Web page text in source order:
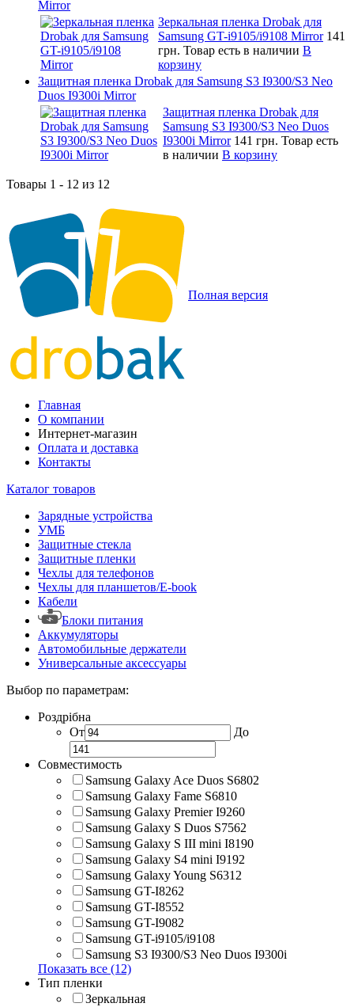
Mirror
Зеркальная пленка Drobak для
Samsung GT-i9105/i9108 Mirror 141
грн. Товар есть в наличии В
корзину
Защитная пленка Drobak для Samsung S3 I9300/S3 Neo
Duos I9300i Mirror
Защитная пленка Drobak для
Samsung S3 I9300/S3 Neo Duos
I9300i Mirror 141 грн. Товар есть
в наличии В корзину
Товары 1 - 12 из 12
Полная версия
Главная
О компании
Интернет-магазин
Оплата и доставка
Контакты
Каталог товаров
Зарядные устройства
УМБ
Защитные стекла
Защитные пленки
Чехлы для телефонов
Чехлы для планшетов/E-book
Кабели
Блоки питания
Аккумуляторы
Автомобильные держатели
Универсальные аксессуары
Выбор по параметрам:
Роздрібна
От
До
Совместимость
Samsung Galaxy Ace Duos S6802
Samsung Galaxy Fame S6810
Samsung Galaxy Premier I9260
Samsung Galaxy S Duos S7562
Samsung Galaxy S III mini I8190
Samsung Galaxy S4 mini I9192
Samsung Galaxy Young S6312
Samsung GT-I8262
Samsung GT-I8552
Samsung GT-I9082
Samsung GT-i9105/i9108
Samsung S3 I9300/S3 Neo Duos I9300i
Показать все (12)
Тип пленки
Зеркальная